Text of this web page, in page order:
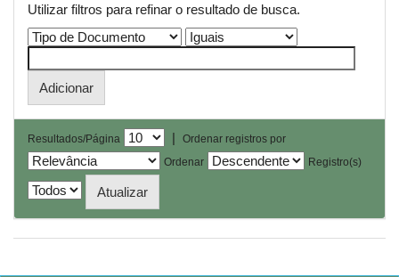
Utilizar filtros para refinar o resultado de busca.
Resultados/Página |
Ordenar registros por
Ordenar
Registro(s)